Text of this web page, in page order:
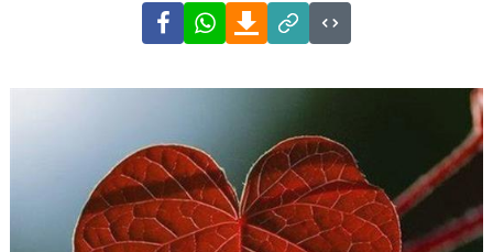
FacebookWhatsAppDownload
Link
Code